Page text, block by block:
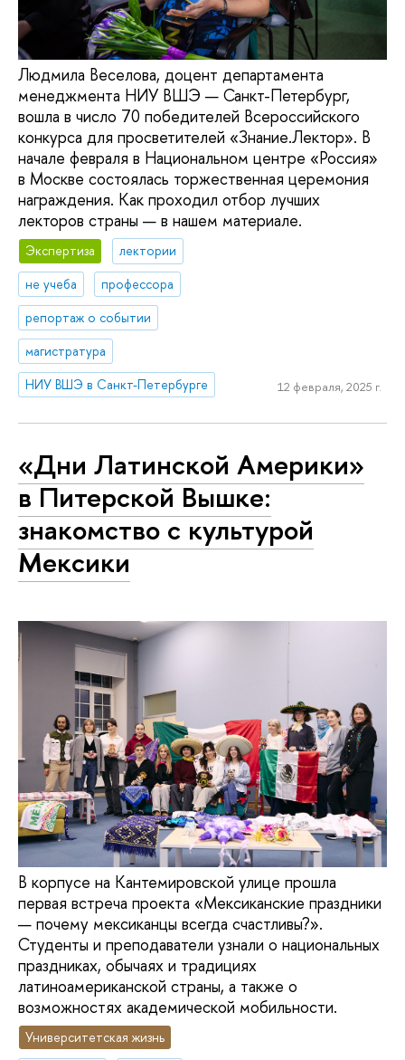
Людмила Веселова, доцент департамента
менеджмента НИУ ВШЭ — Санкт-Петербург,
вошла в число 70 победителей Всероссийского
конкурса для просветителей «Знание.Лектор». В
начале февраля в Национальном центре «Россия»
в Москве состоялась торжественная церемония
награждения. Как проходил отбор лучших
лекторов страны — в нашем материале.
Экспертиза
лектории
не учеба
профессора
репортаж о событии
магистратура
НИУ ВШЭ в Санкт-Петербурге
12 февраля, 2025 г.
«Дни Латинской Америки»
в Питерской Вышке:
знакомство с культурой
Мексики
В корпусе на Кантемировской улице прошла
первая встреча проекта «Мексиканские праздники
— почему мексиканцы всегда счастливы?».
Студенты и преподаватели узнали о национальных
праздниках, обычаях и традициях
латиноамериканской страны, а также о
возможностях академической мобильности.
Университетская жизнь